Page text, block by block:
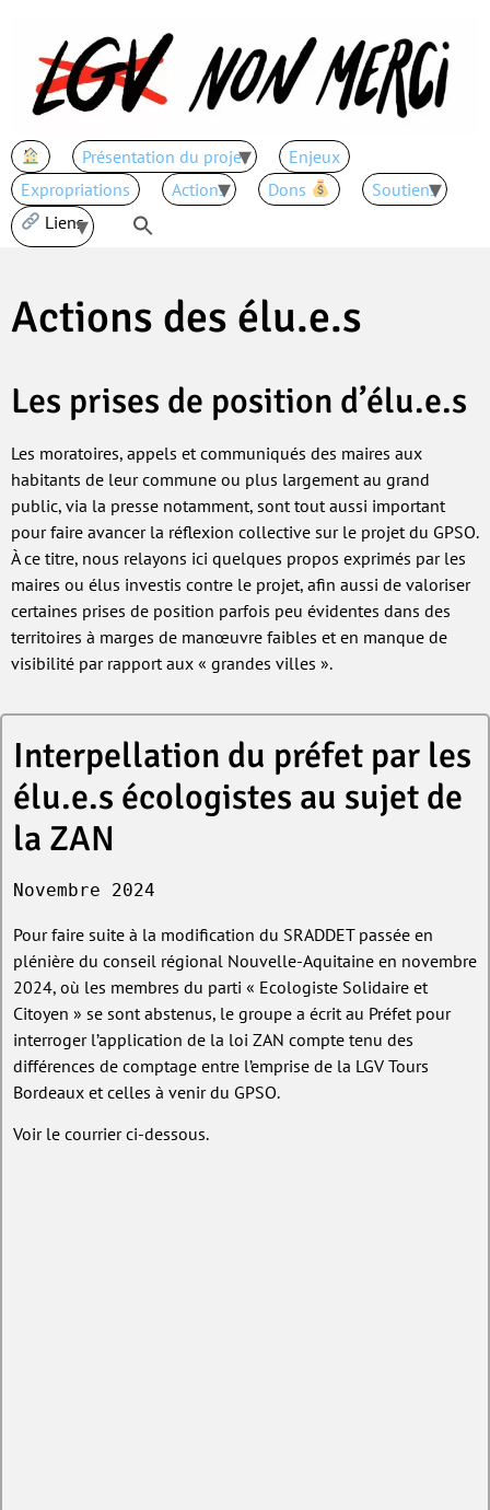
Présentation du projet
Enjeux
Expropriations
Actions Dons
Soutiens
Liens
Actions des élu.e.s
Les prises de position d’élu.e.s
Les moratoires, appels et communiqués des maires aux
habitants de leur commune ou plus largement au grand
public, via la presse notamment, sont tout aussi important
pour faire avancer la réflexion collective sur le projet du GPSO.
À ce titre, nous relayons ici quelques propos exprimés par les
maires ou élus investis contre le projet, afin aussi de valoriser
certaines prises de position parfois peu évidentes dans des
territoires à marges de manœuvre faibles et en manque de
visibilité par rapport aux « grandes villes ».
Interpellation du préfet par les
élu.e.s écologistes au sujet de
la ZAN
Novembre 2024
Pour faire suite à la modification du SRADDET passée en
plénière du conseil régional Nouvelle-Aquitaine en novembre
2024, où les membres du parti « Ecologiste Solidaire et
Citoyen » se sont abstenus, le groupe a écrit au Préfet pour
interroger l’application de la loi ZAN compte tenu des
différences de comptage entre l’emprise de la LGV Tours
Bordeaux et celles à venir du GPSO.
Voir le courrier ci-dessous.